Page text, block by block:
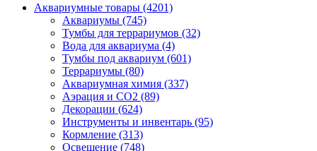
Аквариумные товары (4201)
Аквариумы (745)
Тумбы для террариумов (32)
Вода для аквариума (4)
Тумбы под аквариум (601)
Террариумы (80)
Аквариумная химия (337)
Аэрация и CO2 (89)
Декорации (624)
Инструменты и инвентарь (95)
Кормление (313)
Освещение (748)